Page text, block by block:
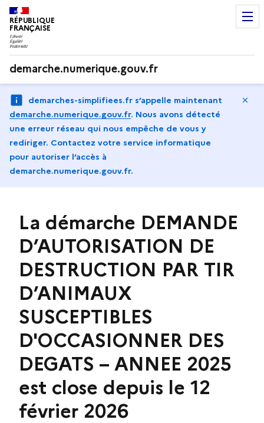
RÉPUBLIQUE
FRANÇAISE
demarche.numerique.gouv.fr
demarches-simplifiees.fr s’appelle maintenant
demarche.numerique.gouv.fr. Nous avons détecté
une erreur réseau qui nous empêche de vous y
rediriger. Contactez votre service informatique
pour autoriser l‘accès à
demarche.numerique.gouv.fr.
La démarche DEMANDE
D’AUTORISATION DE
DESTRUCTION PAR TIR
D’ANIMAUX
SUSCEPTIBLES
D'OCCASIONNER DES
DEGATS – ANNEE 2025
est close depuis le 12
février 2026